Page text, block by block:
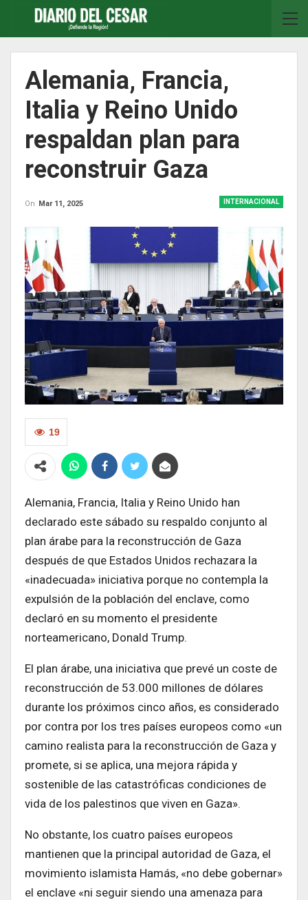
Alemania, Francia,
Italia y Reino Unido
respaldan plan para
reconstruir Gaza
INTERNACIONAL
On Mar 11, 2025
19
Alemania, Francia, Italia y Reino Unido han
declarado este sábado su respaldo conjunto al
plan árabe para la reconstrucción de Gaza
después de que Estados Unidos rechazara la
«inadecuada» iniciativa porque no contempla la
expulsión de la población del enclave, como
declaró en su momento el presidente
norteamericano, Donald Trump.
El plan árabe, una iniciativa que prevé un coste de
reconstrucción de 53.000 millones de dólares
durante los próximos cinco años, es considerado
por contra por los tres países europeos como «un
camino realista para la reconstrucción de Gaza y
promete, si se aplica, una mejora rápida y
sostenible de las catastróficas condiciones de
vida de los palestinos que viven en Gaza».
No obstante, los cuatro países europeos
mantienen que la principal autoridad de Gaza, el
movimiento islamista Hamás, «no debe gobernar»
el enclave «ni seguir siendo una amenaza para